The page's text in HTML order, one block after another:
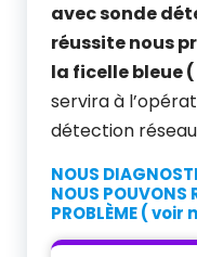
avec sonde
réussite nous
la ficelle bleue
servira à
détection
NOUS
NOUS POUVONS
PROBLÈME (